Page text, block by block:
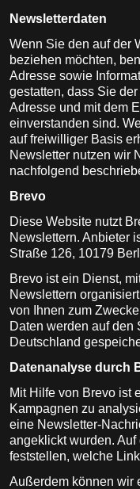
Newsletter­daten
Wenn Sie den auf der
beziehen möchten,
Adresse sowie
gestatten, dass Sie
Adresse und mit dem
einverstanden sind.
auf freiwilliger Basis
Newsletter nutzen wir
nachfolgend
Brevo
Diese Website nutzt
Newslettern. Anbieter
Straße 126, 10179
Brevo ist ein Dienst,
Newslettern
von Ihnen zum
Daten werden auf den
Deutschland
Datenanalyse durch
Mit Hilfe von Brevo ist
Kampagnen zu
eine Newsletter-
angeklickt wurden.
feststellen, welche
Außerdem können wir